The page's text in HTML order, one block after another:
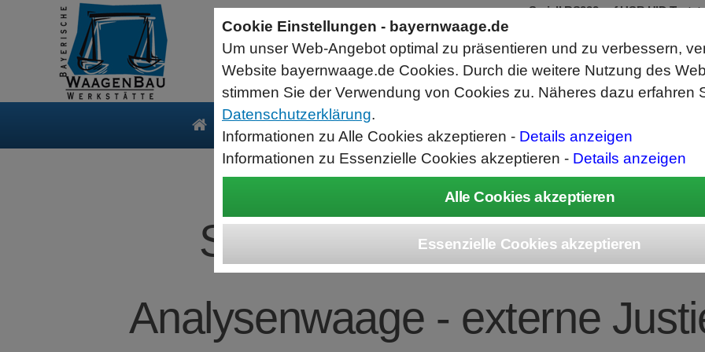
SARTORIUS BCE224-1S
Analysenwaage - externe
Produkte Service
Sartorius Feuchtebestimmer MA35
jetzt zum Aktionspreis
Der MA35 ist das Einsteigermodell zur schnellen und
zuverlässigen Bestimmung der Materialfeuchte flüssiger, pastöser
und fester Substanzen mit dem Verfahren der Thermogravimetrie.
Wägebereich: 35 g, Ablesbarkeit: 1 mg
Seriell RS232 auf USB HID
RS232 Daten in Computer
Funktioniert wie eine USB Tastatur,
Verwendet Standard USB Tastatur
Datenbearbeitung vor Ausgabe
Cookie Einstellungen - bayernwaage.de
Um unser Web-Angebot optimal zu präsentieren und zu verbessern,
Website bayernwaage.de Cookies. Durch die weitere Nutzung des
stimmen Sie der Verwendung von Cookies zu. Näheres dazu erfahren
Datenschutzerklärung.
Informationen zu Alle Cookies akzeptieren - Details anzeigen
Informationen zu Essenzielle Cookies akzeptieren - Details anzeigen